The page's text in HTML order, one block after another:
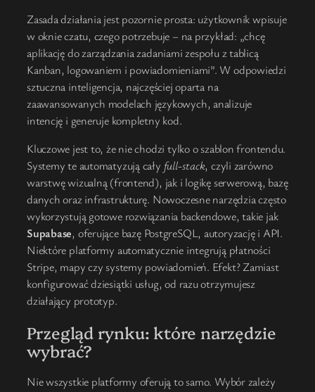
Zasada działania jest pozornie prosta: użytkownik wpisuje
w oknie czatu, czego potrzebuje – na przykład: „chcę
aplikację do zarządzania zadaniami zespołu z tablicą
Kanban, logowaniem i powiadomieniami”. W odpowiedzi
sztuczna inteligencja, najczęściej oparta na
zaawansowanych modelach językowych, analizuje
intencję i generuje kompletny kod.
Kluczowe jest to, że nie chodzi tylko o szablon frontendu.
Systemy te automatyzują cały full-stack, czyli zarówno
warstwę wizualną (frontend), jak i logikę serwerową, bazę
danych oraz infrastrukturę. Nowoczesne narzędzia często
wykorzystują gotowe rozwiązania backendowe, takie jak
Supabase, oferujące bazę PostgreSQL, autoryzację i API.
Niektóre platformy automatycznie integrują płatności
Stripe, mapy czy systemy powiadomień. Efekt? Zamiast
konfigurować dziesiątki usług, od razu otrzymujesz
działający prototyp.
Przegląd rynku: które narzędzie
wybrać?
Nie wszystkie platformy oferują to samo. Wybór zależy